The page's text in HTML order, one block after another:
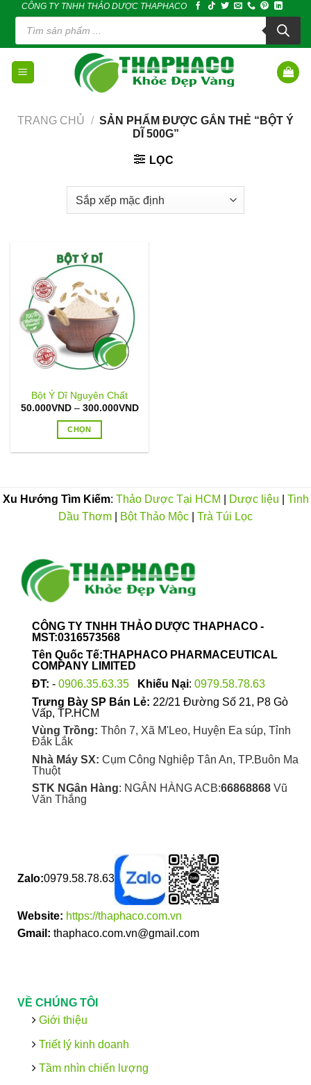
content
CÔNG TY TNHH THẢO DƯỢC THAPHACO
Tìm
kiếm
phẩm
TRANG CHỦ / SẢN PHẨM ĐƯỢC GẮN THẺ “BỘT Ý
DĨ 500G”
LỌC
Bột Ý Dĩ Nguyên Chất
50.000VND – 300.000VNDKhoảng
300.000VND
CHỌN
nhiều
biến
tùy
chọn
có
được
chọn
trên
trang
sản
Xu Hướng Tìm Kiếm: Thảo Dược Tại HCM Dược liệu
Tinh
Dầu Thơm
Bột Thảo Mộc Trà Túi Lọc
CÔNG TY TNHH THẢO DƯỢC THAPHACO -
MST:0316573568
Tên Quốc Tế:THAPHACO PHARMACEUTICAL
COMPANY LIMITED
ĐT: - 0906.35.63.35 Khiếu Nại: 0979.58.78.63
Trưng Bày SP Bán Lẻ: 22/21 Đường Số 21, P8 Gò
Vấp, TP.HCM
Vùng Trồng: Thôn 7, Xã M'Leo, Huyện Ea súp, Tỉnh
Đắk Lắk
Nhà Máy SX: Cụm Công Nghiệp Tân An, TP.Buôn Ma
Thuột
STK NGân Hàng: NGÂN HÀNG ACB:66868868Vũ
Văn Thắng
Zalo:0979.58.78.63
Website: https://thaphaco.com.vn
Gmail: thaphaco.com.vn@gmail.com
VỀ CHÚNG TÔI
Giới thiệu
Triết lý kinh doanh
Tầm nhìn chiến lượng